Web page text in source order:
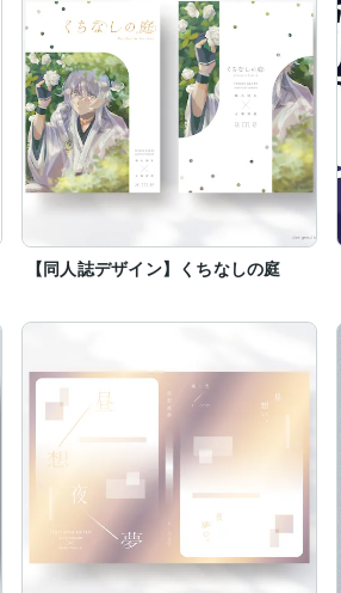
【同人誌デザイン】くちなしの庭